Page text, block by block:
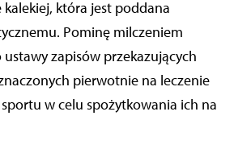
która jest poddana
Pominę milczeniem
zapisów przekazujących
pierwotnie na leczenie
w celu spożytkowania ich na